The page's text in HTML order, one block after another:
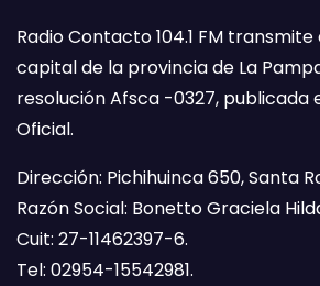
Radio Contacto 104.1 FM transmite
capital de la provincia de La
resolución Afsca -0327, publicada
Oficial.
Dirección: Pichihuinca 650, Santa
Razón Social: Bonetto Graciela
Cuit: 27-11462397-6.
Tel: 02954-15542981.